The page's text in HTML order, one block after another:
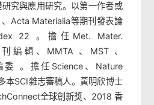
究與應用研究。以第一作者或
Acta Materialia等期刊發表論
22 。擔任Met. Mater.
編輯、MMTA 、MST 、
。擔任Science、Nature
本SCI雜志審稿人。黃明欣博士
全球創新獎、2018 香